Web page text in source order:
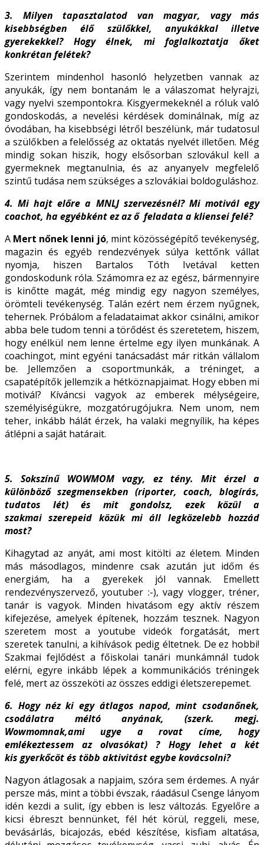
3. Milyen tapasztalatod van magyar, vagy más
kisebbségben élő szülőkkel, anyukákkal illetve
gyerekekkel? Hogy élnek, mi foglalkoztatja őket
konkrétan felétek?
Szerintem mindenhol hasonló helyzetben vannak az
anyukák, így nem bontanám le a válaszomat helyrajzi,
vagy nyelvi szempontokra. Kisgyermekeknél a róluk való
gondoskodás, a nevelési kérdések dominálnak, míg az
óvodában, ha kisebbségi létről beszélünk, már tudatosul
a szülőkben a felelősség az oktatás nyelvét illetően. Még
mindig sokan hiszik, hogy elsősorban szlovákul kell a
gyermeknek megtanulnia, és az anyanyelv megfelelő
szintű tudása nem szükséges a szlovákiai boldoguláshoz.
4. Mi hajt előre a MNLJ szervezésnél? Mi motivál egy
coachot, ha egyébként ez az ő feladata a kliensei felé?
A Mert nőnek lenni jó, mint közösségépítő tevékenység,
magazin és egyéb rendezvények súlya kettőnk vállat
nyomja, hiszen Bartalos Tóth Ivetával ketten
gondoskodunk róla. Számomra ez az egész, bármennyire
is kinőtte magát, még mindig egy nagyon személyes,
örömteli tevékenység. Talán ezért nem érzem nyűgnek,
tehernek. Próbálom a feladataimat akkor csinálni, amikor
abba bele tudom tenni a törődést és szeretetem, hiszem,
hogy enélkül nem lenne értelme egy ilyen munkának. A
coachingot, mint egyéni tanácsadást már ritkán vállalom
be. Jellemzően a csoportmunkák, a tréninget, a
csapatépítők jellemzik a hétköznapjaimat. Hogy ebben mi
motivál? Kíváncsi vagyok az emberek mélységeire,
személyiségükre, mozgatórugójukra. Nem unom, nem
teher, inkább hálát érzek, ha valaki megnyílik, ha képes
átlépni a saját határait.
5. Sokszínű WOWMOM vagy, ez tény. Mit érzel a
különböző szegmensekben (riporter, coach, blogírás,
tudatos lét) és mit gondolsz, ezek közül a
szakmaiszerepeid közük mi áll legközelebb hozzád
most?
Kihagytad az anyát, ami most kitölti az életem. Minden
más másodlagos, mindenre csak azután jut időm és
energiám, ha a gyerekek jól vannak. Emellett
rendezvényszervező, youtuber :-), vagy vlogger, tréner,
tanár is vagyok. Minden hivatásom egy aktív részem
kifejezése, amelyek építenek, hozzám tesznek. Nagyon
szeretem most a youtube videók forgatását, mert
szeretek tanulni, a kihívások pedig éltetnek. De ez hobbi!
Szakmai fejlődést a főiskolai tanári munkámnál tudok
elérni, egyre inkább lépek a kommunikációs tréningek
felé, mert az összeköti az összes eddigi életszerepemet.
6. Hogy néz ki egy átlagos napod, mint csodanőnek,
csodálatra méltó anyának, (szerk. megj.
Wowmomnak,ami ugye a rovat címe, hogy
emlékeztessem az olvasókat) ? Hogy lehet a két
kis gyerkőcöt és több aktivitást egybe kovácsolni?
Nagyon átlagosak a napjaim, szóra sem érdemes. A nyár
persze más, mint a többi évszak, ráadásul Csenge lányom
idén kezdi a sulit, így ebben is lesz változás. Egyelőre a
kicsi ébreszt bennünket, fél hét körül, reggeli, mese,
bevásárlás, bicajozás, ebéd készítése, kisfiam altatása,